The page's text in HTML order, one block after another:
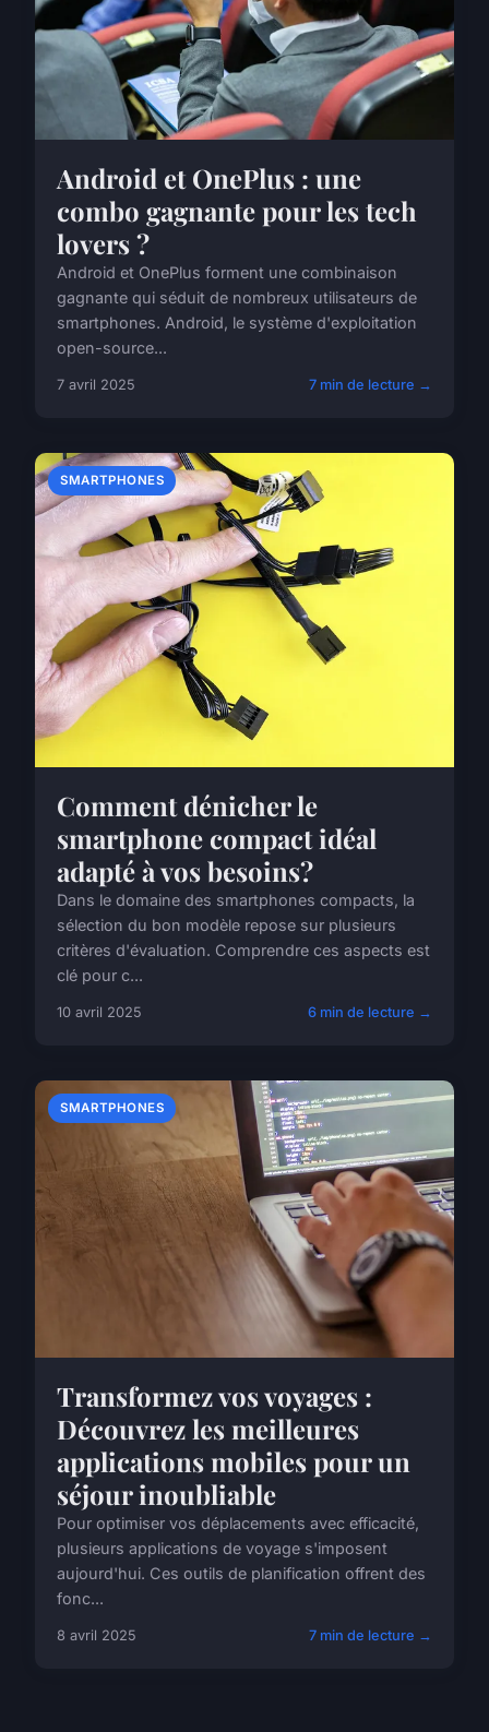
Android et OnePlus : une
combo gagnante pour les tech
lovers ?
Android et OnePlus forment une combinaison
gagnante qui séduit de nombreux utilisateurs de
smartphones. Android, le système d'exploitation
open-source...
7 avril 2025 7 min de lecture →
SMARTPHONES
Comment dénicher le
smartphone compact idéal
adapté à vos besoins?
Dans le domaine des smartphones compacts, la
sélection du bon modèle repose sur plusieurs
critères d'évaluation. Comprendre ces aspects est
clé pour c...
10 avril 2025 6 min de lecture →
SMARTPHONES
Transformez vos voyages :
Découvrez les meilleures
applications mobiles pour un
séjour inoubliable
Pour optimiser vos déplacements avec efficacité,
plusieurs applications de voyage s'imposent
aujourd'hui. Ces outils de planification offrent des
fonc...
8 avril 2025 7 min de lecture →